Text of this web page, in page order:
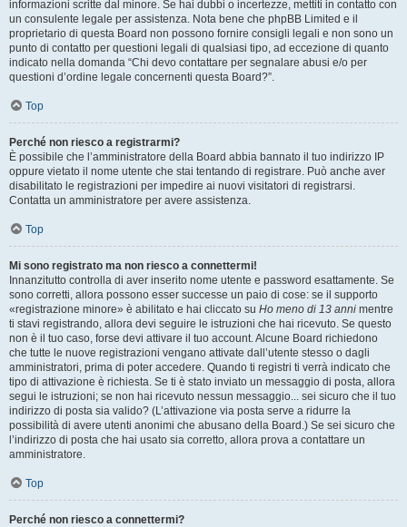
informazioni scritte dal minore. Se hai dubbi o incertezze, mettiti in contatto con
un consulente legale per assistenza. Nota bene che phpBB Limited e il
proprietario di questa Board non possono fornire consigli legali e non sono un
punto di contatto per questioni legali di qualsiasi tipo, ad eccezione di quanto
indicato nella domanda “Chi devo contattare per segnalare abusi e/o per
questioni d’ordine legale concernenti questa Board?”.
Top
Perché non riesco a registrarmi?
È possibile che l’amministratore della Board abbia bannato il tuo indirizzo IP
oppure vietato il nome utente che stai tentando di registrare. Può anche aver
disabilitato le registrazioni per impedire ai nuovi visitatori di registrarsi.
Contatta un amministratore per avere assistenza.
Top
Mi sono registrato ma non riesco a connettermi!
Innanzitutto controlla di aver inserito nome utente e password esattamente. Se
sono corretti, allora possono esser successe un paio di cose: se il supporto
«registrazione minore» è abilitato e hai cliccato su Ho meno di 13 anni mentre
ti stavi registrando, allora devi seguire le istruzioni che hai ricevuto. Se questo
non è il tuo caso, forse devi attivare il tuo account. Alcune Board richiedono
che tutte le nuove registrazioni vengano attivate dall’utente stesso o dagli
amministratori, prima di poter accedere. Quando ti registri ti verrà indicato che
tipo di attivazione è richiesta. Se ti è stato inviato un messaggio di posta, allora
segui le istruzioni; se non hai ricevuto nessun messaggio... sei sicuro che il tuo
indirizzo di posta sia valido? (L’attivazione via posta serve a ridurre la
possibilità di avere utenti anonimi che abusano della Board.) Se sei sicuro che
l’indirizzo di posta che hai usato sia corretto, allora prova a contattare un
amministratore.
Top
Perché non riesco a connettermi?